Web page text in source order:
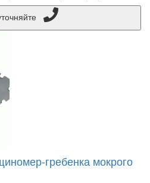
гребенка мокрого